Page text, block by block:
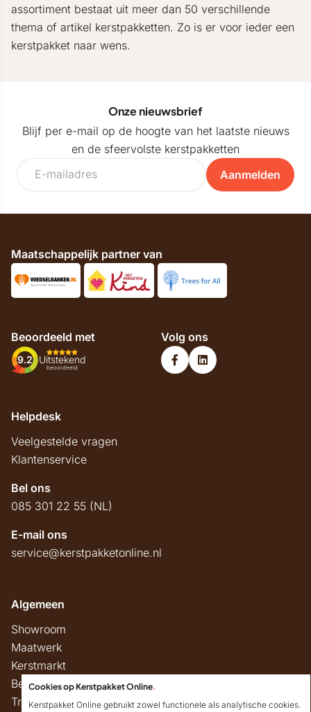
assortiment bestaat uit meer dan 50 verschillende
thema of artikel kerstpakketten. Zo is er voor ieder een
kerstpakket naar wens.
Onze nieuwsbrief
Blijf per e-mail op de hoogte van het laatste nieuws
en de sfeervolste kerstpakketten
Aanmelden
Maatschappelijk partner van
Beoordeeld met
9.2 Uitstekend
beoordeeld
Volg ons
Helpdesk
Veelgestelde vragen
Klantenservice
Bel ons
085 301 22 55 (NL)
E-mail ons
service@kerstpakketonline.nl
Algemeen
Showroom
Maatwerk
Kerstmarkt
Belastingregels
Track & Trace
Cookies op Kerstpakket Online.
Kerstpakket Online gebruikt zowel functionele als analytische cookies.